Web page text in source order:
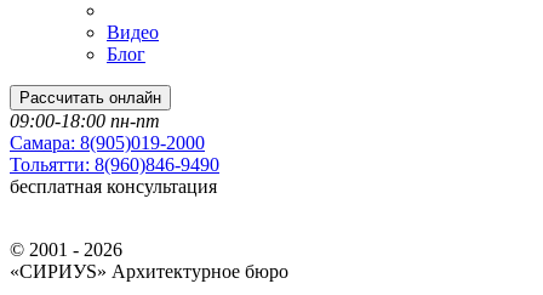
Видео
Блог
Рассчитать онлайн
09:00-18:00 пн-пт
Самара: 8(905)019-2000
Тольятти: 8(960)846-9490
бесплатная консультация
© 2001 - 2026
«СИРИУS» Архитектурное бюро